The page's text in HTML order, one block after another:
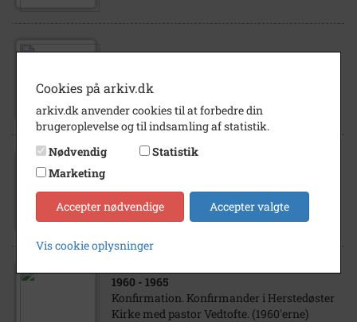
Kirke med pastor Vedtofte. (Ca.1964)
Kirke med pastor Vedtofte. (Ca.1968)
1960 - 1965
Konfirmation. Konfirmander i Herstedøster
Kirke med pastor Vedtofte. (1960'erne)
Cookies på arkiv.dk
arkiv.dk anvender cookies til at forbedre din
brugeroplevelse og til indsamling af statistik.
Nødvendig
Statistik
Marketing
Accepter nødvendige Accepter valgte
Vis cookie oplysninger